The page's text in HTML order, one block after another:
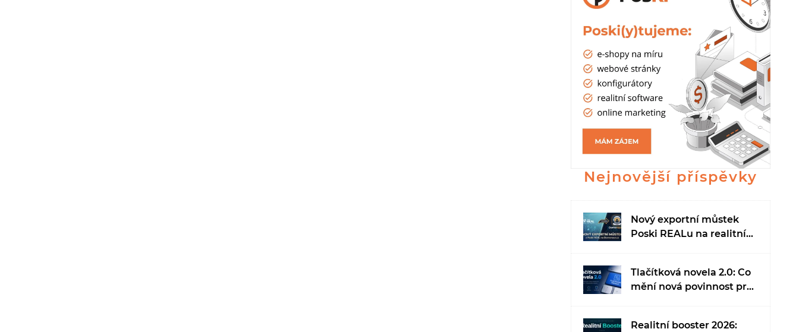
Nejnovější příspěvky
Nový exportní můstek
Poski REALu na realitní
Tlačítková novela 2.0: Co
mění nová povinnost pro
Realitní booster 2026: